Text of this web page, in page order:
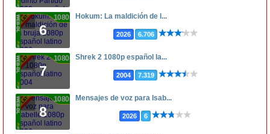
6
1080p Hokum: La maldición de l...
2026 6.706
7
1080p Shrek 2 1080p español la...
2004 7.319
8
1080p Mensajes de voz para Isab...
2026 6